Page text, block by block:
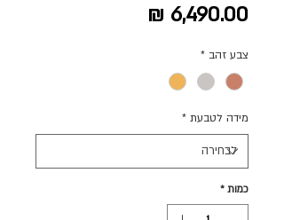
צבע זהב *
מידה לטבעת *
כמות *